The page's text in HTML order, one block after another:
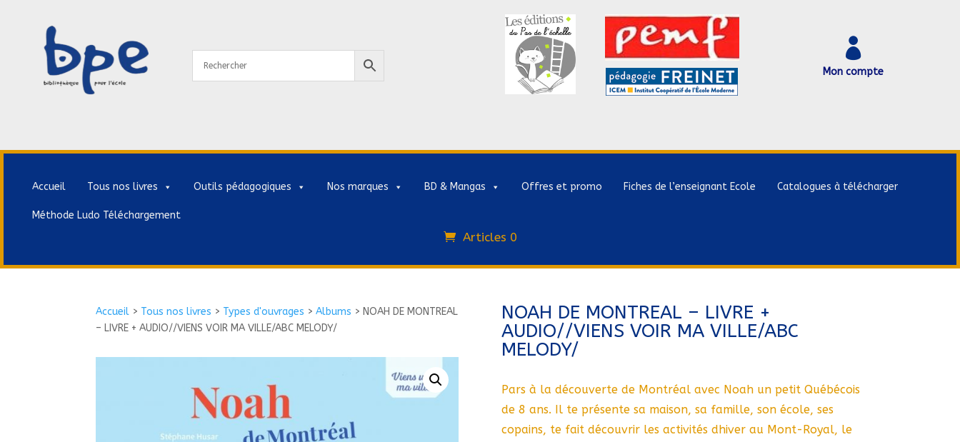

Mon compte
Accueil Tous nos livres Outils pédagogiques Nos marques BD & Mangas Offres et promo Fiches de l’enseignant Ecole Catalogues à télécharger
Méthode Ludo Téléchargement
Articles 0
Accueil > Tous nos livres > Types d'ouvrages >Albums > NOAH DE MONTREAL
– LIVRE + AUDIO//VIENS VOIR MA VILLE/ABC MELODY/
NOAH DE MONTREAL – LIVRE +
AUDIO//VIENS VOIR MA VILLE/ABC
MELODY/
Pars à la découverte de Montréal avec Noah un petit Québécois
de 8 ans. Il te présente sa maison, sa famille, son école, ses
copains, te fait découvrir les activités dhiver au Mont-Royal, le